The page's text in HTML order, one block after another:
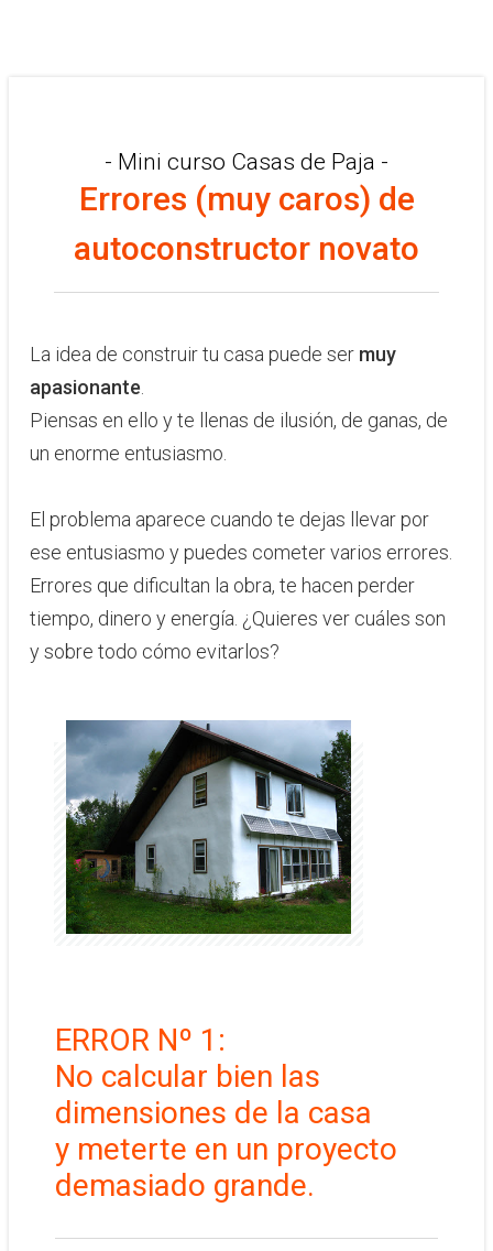
- Mini curso Casas de Paja -
Errores (muy caros) de
autoconstructor novato
La idea de construir tu casa puede ser muy
apasionante
Piensas en ello y te llenas de ilusión, de ganas, de
un enorme entusiasmo.
El problema aparece cuando te dejas llevar por
ese entusiasmo y puedes cometer varios errores.
Errores que dificultan la obra, te hacen perder
tiempo, dinero y energía. ¿Quieres ver cuáles son
y sobre todo cómo evitarlos?
ERROR Nº 1:
No calcular bien las
dimensiones de la casa
y meterte en un proyecto
demasiado grande.